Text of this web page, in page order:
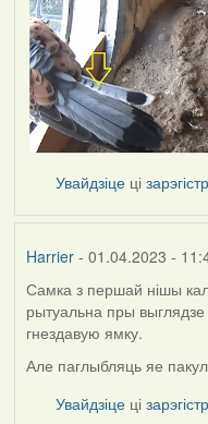
Увайдзіце ці
Harrier- 01.04.2023 -
Самка з першай нішы
рытуальна пры
гнездавую ямку.
Але паглыбляць яе
Увайдзіце ці